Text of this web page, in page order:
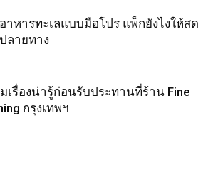
าหารทะเลแบบมือโปร แพ็กยังไงให้สด
ลายทาง
เรื่องน่ารู้ก่อนรับประทานที่ร้าน Fine
กรุงเทพฯ